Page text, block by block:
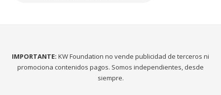
IMPORTANTE: KW Foundation no vende publicidad de terceros ni
promociona contenidos pagos. Somos independientes, desde
siempre.